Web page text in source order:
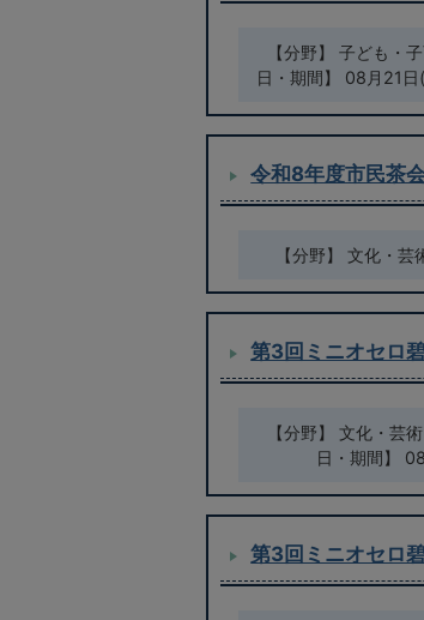
【分野】 子ども・
日・期間】 08月21
令和8年度市民茶
【分野】 文化・
第3回ミニオセロ
【分野】 文化・芸
日・期間】
第3回ミニオセロ